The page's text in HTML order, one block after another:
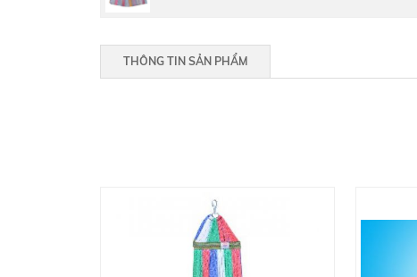
THÔNG TIN SẢN PHẨM